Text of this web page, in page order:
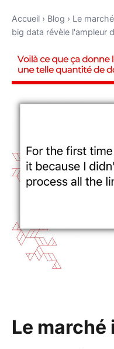
Accueil › Blog › Le
big data révèle l'ampleur
Le